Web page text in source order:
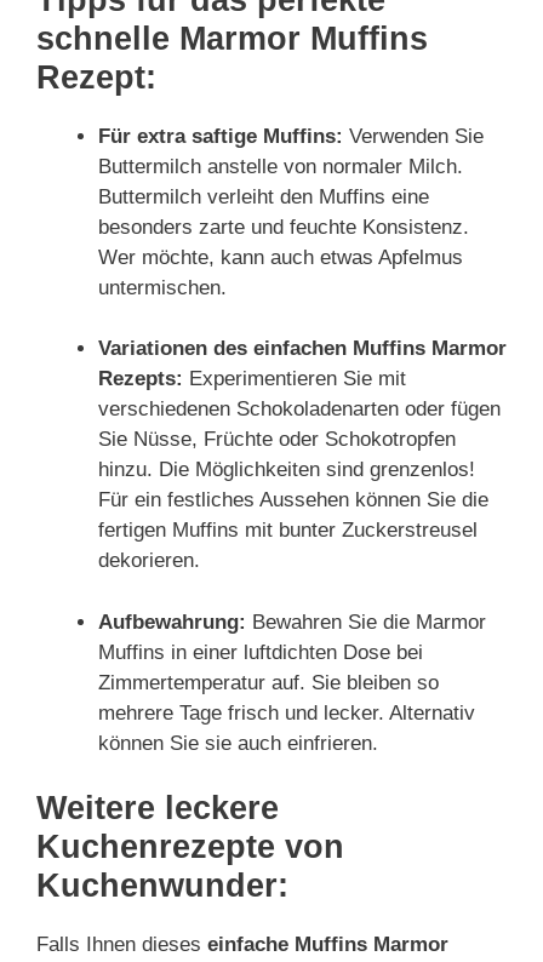
schnelle Marmor Muffins
Rezept:
Für extra saftige Muffins: Verwenden Sie
Buttermilch anstelle von normaler Milch.
Buttermilch verleiht den Muffins eine
besonders zarte und feuchte Konsistenz.
Wer möchte, kann auch etwas Apfelmus
untermischen.
Variationen des einfachen Muffins Marmor
Rezepts: Experimentieren Sie mit
verschiedenen Schokoladenarten oder fügen
Sie Nüsse, Früchte oder Schokotropfen
hinzu. Die Möglichkeiten sind grenzenlos!
Für ein festliches Aussehen können Sie die
fertigen Muffins mit bunter Zuckerstreusel
dekorieren.
Aufbewahrung: Bewahren Sie die Marmor
Muffins in einer luftdichten Dose bei
Zimmertemperatur auf. Sie bleiben so
mehrere Tage frisch und lecker. Alternativ
können Sie sie auch einfrieren.
Weitere leckere
Kuchenrezepte von
Kuchenwunder:
Falls Ihnen dieses einfache Muffins Marmor